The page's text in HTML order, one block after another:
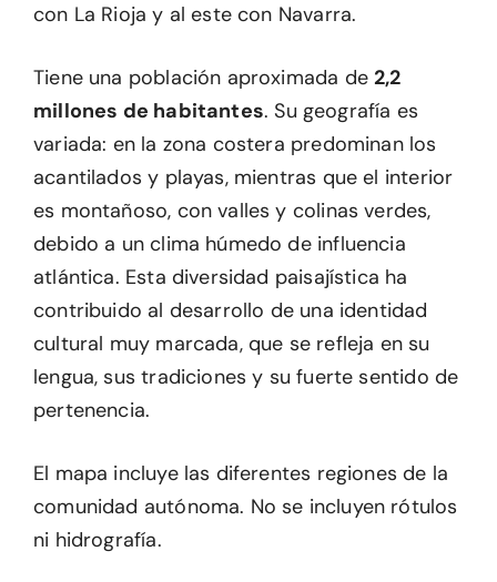
con La Rioja y al este con Navarra.
Tiene una población aproximada de 2,2
millones de habitantes. Su geografía es
variada: en la zona costera predominan los
acantilados y playas, mientras que el interior
es montañoso, con valles y colinas verdes,
debido a un clima húmedo de influencia
atlántica. Esta diversidad paisajística ha
contribuido al desarrollo de una identidad
cultural muy marcada, que se refleja en su
lengua, sus tradiciones y su fuerte sentido de
pertenencia.
El mapa incluye las diferentes regiones de la
comunidad autónoma. No se incluyen rótulos
ni hidrografía.